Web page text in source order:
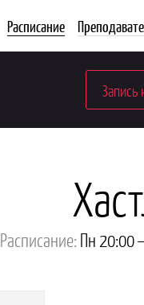
Расписание
Запись
Расписание: Пн 20:00